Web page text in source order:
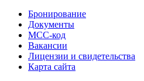
Бронирование
Документы
МСС-код
Вакансии
Лицензии и свидетельства
Карта сайта